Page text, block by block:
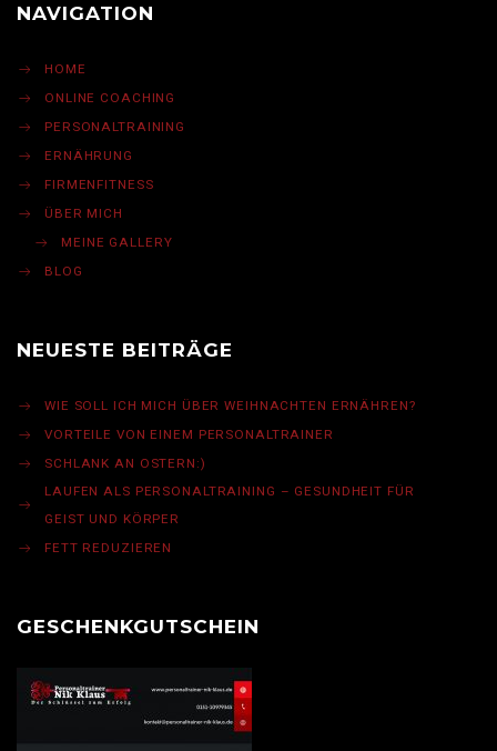
NAVIGATION
HOME
ONLINE COACHING
PERSONALTRAINING
ERNÄHRUNG
FIRMENFITNESS
ÜBER MICH
MEINE GALLERY
BLOG
NEUESTE BEITRÄGE
WIE SOLL ICH MICH ÜBER WEIHNACHTEN ERNÄHREN?
VORTEILE VON EINEM PERSONALTRAINER
SCHLANK AN OSTERN:)
LAUFEN ALS PERSONALTRAINING – GESUNDHEIT FÜR
GEIST UND KÖRPER
FETT REDUZIEREN
GESCHENKGUTSCHEIN